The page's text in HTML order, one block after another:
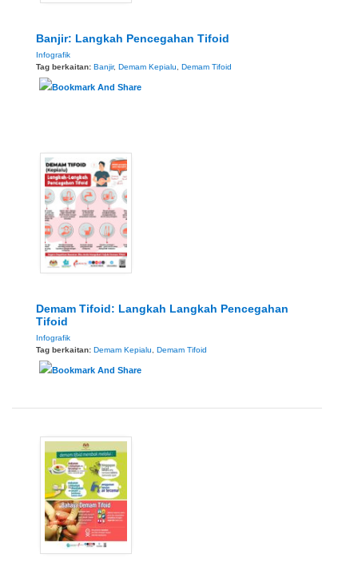
Banjir: Langkah Pencegahan Tifoid
Infografik
Tag berkaitan: Banjir, Demam Kepialu, Demam Tifoid
Demam Tifoid: Langkah Langkah Pencegahan
Tifoid
Infografik
Tag berkaitan: Demam Kepialu Demam Tifoid